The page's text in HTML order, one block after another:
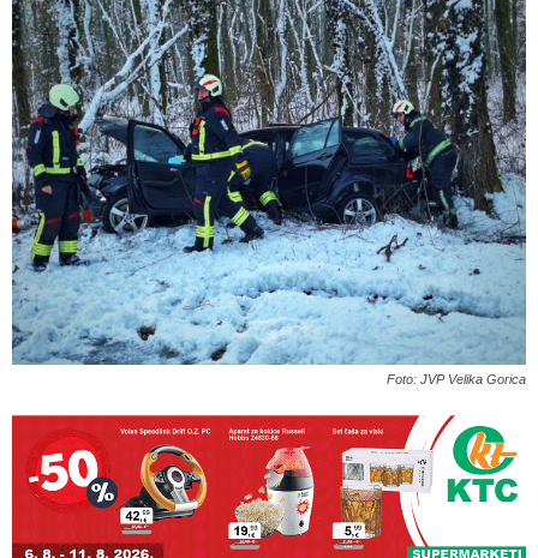
Foto: JVP Velika Gorica